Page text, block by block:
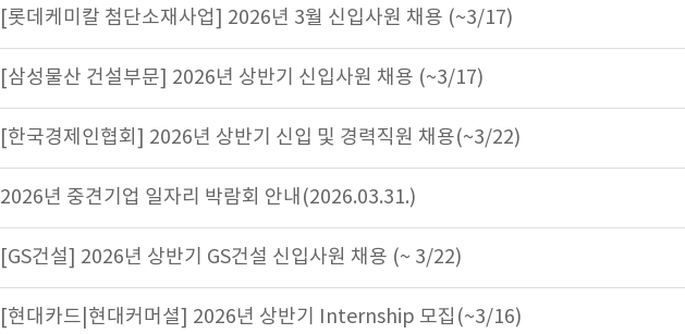
[롯데케미칼 첨단소재사업] 2026년 3월 신입사원 채용 (~3/17)
[삼성물산 건설부문] 2026년 상반기 신입사원 채용 (~3/17)
[한국경제인협회] 2026년 상반기 신입 및 경력직원 채용(~3/22)
2026년 중견기업 일자리 박람회 안내(2026.03.31.)
[GS건설] 2026년 상반기 GS건설 신입사원 채용 (~ 3/22)
[현대카드|현대커머셜] 2026년 상반기 Internship 모집(~3/16)